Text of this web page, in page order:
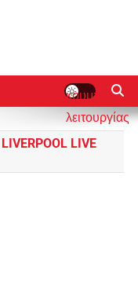
κουμπί
λειτουργίας
ιστότοπου
LIVE